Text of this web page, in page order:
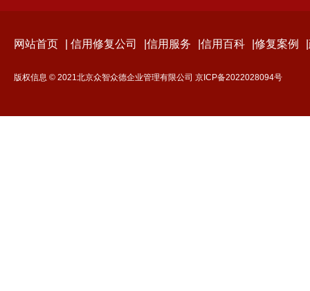
网站首页 信用修复公司 信用服务 信用百科 修复案例
版权信息 © 2021北京众智众德企业管理有限公司 京ICP备2022028094号